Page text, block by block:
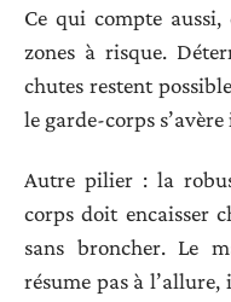
Ce qui compte aussi,
zones à risque.
chutes restent
le garde-corps
Autre pilier : la
corps doit encaisser
sans broncher. Le
résume pas à